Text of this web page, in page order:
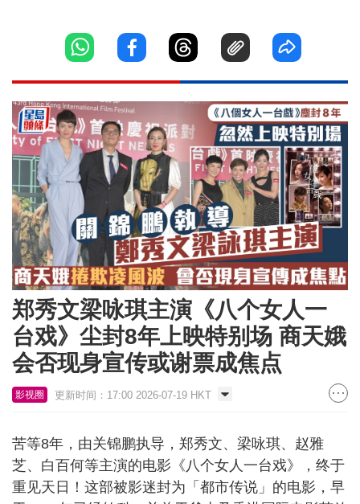
郑秀文梁咏琪主演《八个女人一
台戏》尘封8年上映特别场 商天娥
会否现身宣传或谢票成焦点
影视圈 更新时间：17:00 2026-07-19 HKT
苦等8年，由关锦鹏执导，郑秀文、梁咏琪、赵雅
芝、白百何等主演的电影《八个女人一台戏》，终于
重见天日！这部被影迷封为「都市传说」的电影，早